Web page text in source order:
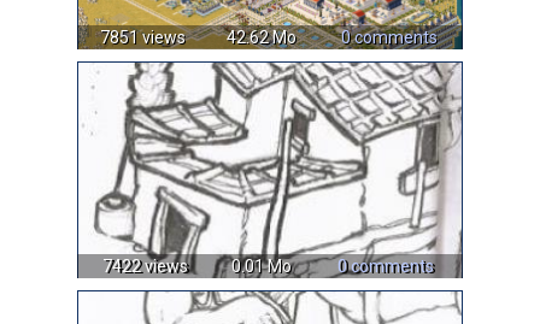
7851 views 42.62 Mo 0 comments
7422 views 0.01 Mo 0 comments